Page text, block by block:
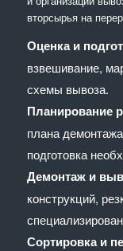
вторсырья на
Оценка и
взвешивание,
схемы вывоза.
Планирование
плана
подготовка
Демонтаж и
конструкций,
Сортировка и